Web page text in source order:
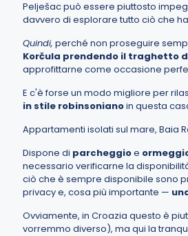
Pelješac può essere piuttosto
davvero di esplorare tutto ciò che
Quindi, perché non proseguire
Korčula prendendo il traghetto
approfittarne come occasione
E c'è forse un modo migliore per
in stile robinsonianoin questa
Appartamenti isolati sul mare, Baia
Dispone di parcheggioe
necessario verificarne la
ciò che è sempre disponibile sono
privacy e, cosa più importante —
Ovviamente, in Croazia questo è
vorremmo diverso), ma qui la